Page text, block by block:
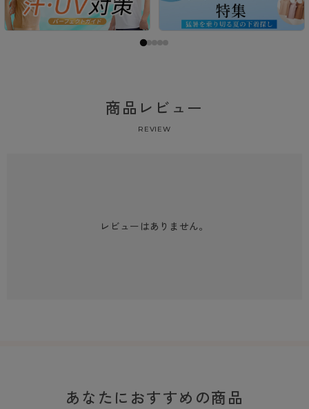
商品レビュー
REVIEW
レビューはありません。
あなたにおすすめの商品